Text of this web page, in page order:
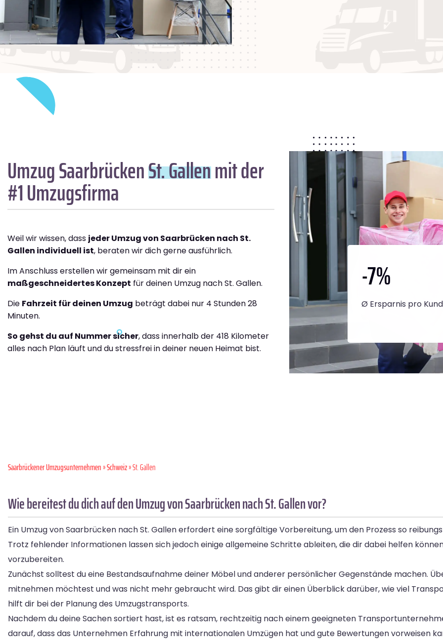
Umzug SaarbrückenSt. Gallenmit der
#1 Umzugsfirma
Weil wir wissen, dass jeder Umzug von Saarbrücken nach St.
Gallen individuell ist, beraten wir dich gerne ausführlich.
Im Anschluss erstellen wir gemeinsam mit dir ein
maßgeschneidertes Konzept für deinen Umzug nach St. Gallen.
Die Fahrzeit für deinen Umzug beträgt dabei nur 4 Stunden 28
Minuten.
So gehst du auf Nummer sicher, dass innerhalb der 418 Kilometer
alles nach Plan läuft und du stressfrei in deiner neuen Heimat bist.
-7%
Ø Ersparnis pro
Saarbrückener Umzugsunternehmen»Schweiz» St. Gallen
Wie bereitest du dich auf den Umzug von Saarbrücken nach St. Gallen vor?
Ein Umzug von Saarbrücken nach St. Gallen erfordert eine sorgfältige Vorbereitung, um den Prozess so
Trotz fehlender Informationen lassen sich jedoch einige allgemeine Schritte ableiten, die dir dabei helfen
vorzubereiten.
Zunächst solltest du eine Bestandsaufnahme deiner Möbel und anderer persönlicher Gegenstände machen.
mitnehmen möchtest und was nicht mehr gebraucht wird. Das gibt dir einen Überblick darüber, wie viel
hilft dir bei der Planung des Umzugstransports.
Nachdem du deine Sachen sortiert hast, ist es ratsam, rechtzeitig nach einem geeigneten
darauf, dass das Unternehmen Erfahrung mit internationalen Umzügen hat und gute Bewertungen vorweisen